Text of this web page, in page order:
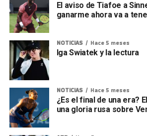
El aviso de Tiafoe a
ganarme ahora va a
NOTICIAS Hace 5 meses
Iga Swiatek y la lectura
NOTICIAS Hace 5 meses
¿Es el final de una era?
una gloria rusa sobre